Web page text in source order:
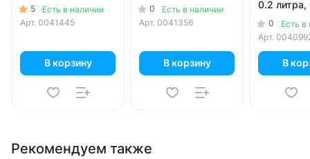
свеклой 1 литр
5
Есть в наличии
Арт. 0041445
В корзину
0
Есть в наличии
Арт. 0041356
В корзину
0.2 литра,
уп.0
Есть в
Арт.
В
Рекомендуем также